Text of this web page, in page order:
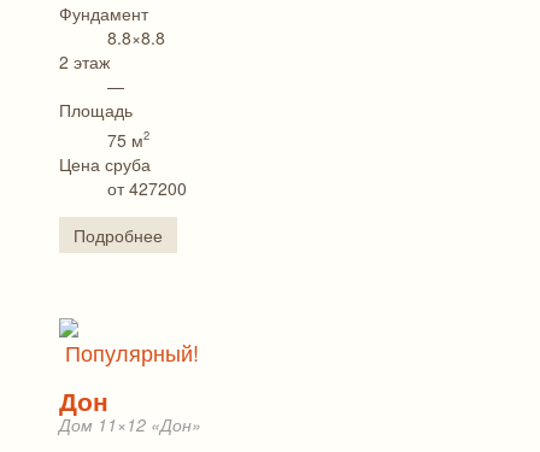
Фундамент
8.8×8.8
2 этаж
—
Площадь
75 м2
Цена сруба
от 427200
Подробнее
Популярный!
Дон
Дом 11×12 «Дон»